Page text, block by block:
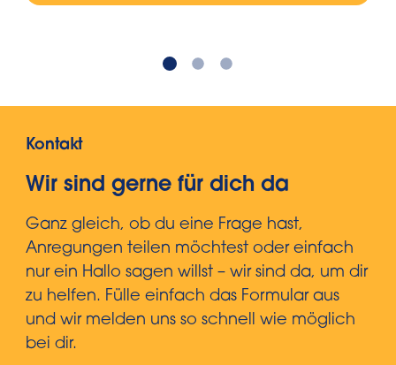
Kontakt
Wir sind gerne für dich da
Ganz gleich, ob du eine Frage hast,
Anregungen teilen möchtest oder einfach
nur ein Hallo sagen willst – wir sind da, um dir
zu helfen. Fülle einfach das Formular aus
und wir melden uns so schnell wie möglich
bei dir.